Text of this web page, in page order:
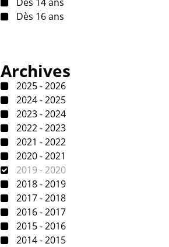
Dès 14 ans
Dès 16 ans
Archives
2025 - 2026
2024 - 2025
2023 - 2024
2022 - 2023
2021 - 2022
2020 - 2021
2019 - 2020
2018 - 2019
2017 - 2018
2016 - 2017
2015 - 2016
2014 - 2015